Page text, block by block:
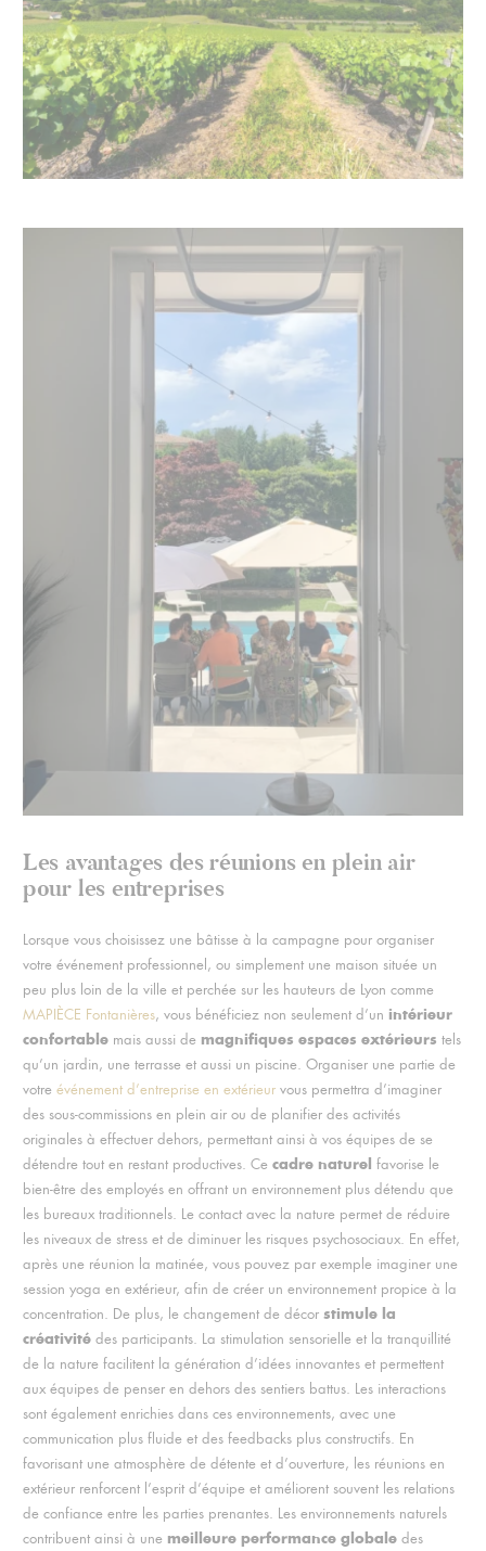
Les avantages des réunions en plein air
pour les entreprises
Lorsque vous choisissez une bâtisse à la campagne pour organiser
votre événement professionnel, ou simplement une maison située un
peu plus loin de la ville et perchée sur les hauteurs de Lyon comme
MAPIÈCE Fontanières, vous bénéficiez non seulement d’un intérieur
confortablemais aussi de magnifiques espaces extérieurs tels
qu’un jardin, une terrasse et aussi un piscine. Organiser une partie de
votre événement d’entreprise en extérieurvous permettra d’imaginer
des sous-commissions en plein air ou de planifier des activités
originales à effectuer dehors, permettant ainsi à vos équipes de se
détendre tout en restant productives. Cecadre naturel favorise le
bien-être des employés en offrant un environnement plus détendu que
les bureaux traditionnels. Le contact avec la nature permet de réduire
les niveaux de stress et de diminuer les risques psychosociaux. En effet,
après une réunion la matinée, vous pouvez par exemple imaginer une
session yoga en extérieur, afin de créer un environnement propice à la
concentration. De plus, le changement de décor stimule la
créativitédes participants. La stimulation sensorielle et la tranquillité
de la nature facilitent la génération d’idées innovantes et permettent
aux équipes de penser en dehors des sentiers battus. Les interactions
sont également enrichies dans ces environnements, avec une
communication plus fluide et des feedbacks plus constructifs. En
favorisant une atmosphère de détente et d’ouverture, les réunions en
extérieur renforcent l’esprit d’équipe et améliorent souvent les relations
de confiance entre les parties prenantes. Les environnements naturels
contribuent ainsi à une meilleure performance globaledes